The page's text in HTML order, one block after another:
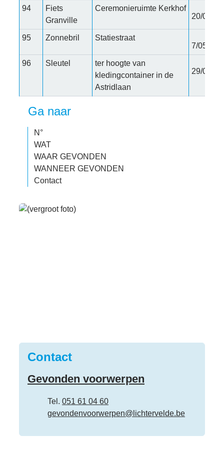
94
Fiets
Granville
Ceremonieruimte Kerkhof
20/04/
95 Zonnebril
Statiestraat
7/05/
96 Sleutel
ter hoogte van
kledingcontainer in de
Astridlaan
29/07/
Ga naar
N°
WAT
WAAR GEVONDEN
WANNEER GEVONDEN
Contact
Contact
Gevonden voorwerpen
051 61 04 60
E-mailgevondenvoorwerpen@ lichtervelde.be